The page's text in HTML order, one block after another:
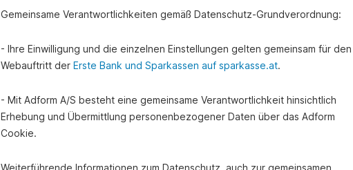
Gemeinsame Verantwortlichkeiten gemäß Datenschutz-Grundverordnung:
- Ihre Einwilligung und die einzelnen Einstellungen gelten gemeinsam für den
Webauftritt der Erste Bank und Sparkassen auf sparkasse.at.
- Mit Adform A/S besteht eine gemeinsame Verantwortlichkeit hinsichtlich
Erhebung und Übermittlung personenbezogener Daten über das Adform
Cookie.
Weiterführende Informationen zum Datenschutz, auch zur gemeinsamen